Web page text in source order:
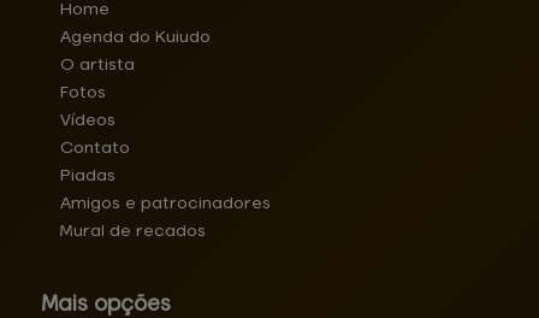
Home
Agenda do Kuiudo
O artista
Fotos
Vídeos
Contato
Piadas
Amigos e patrocinadores
Mural de recados
Mais opções